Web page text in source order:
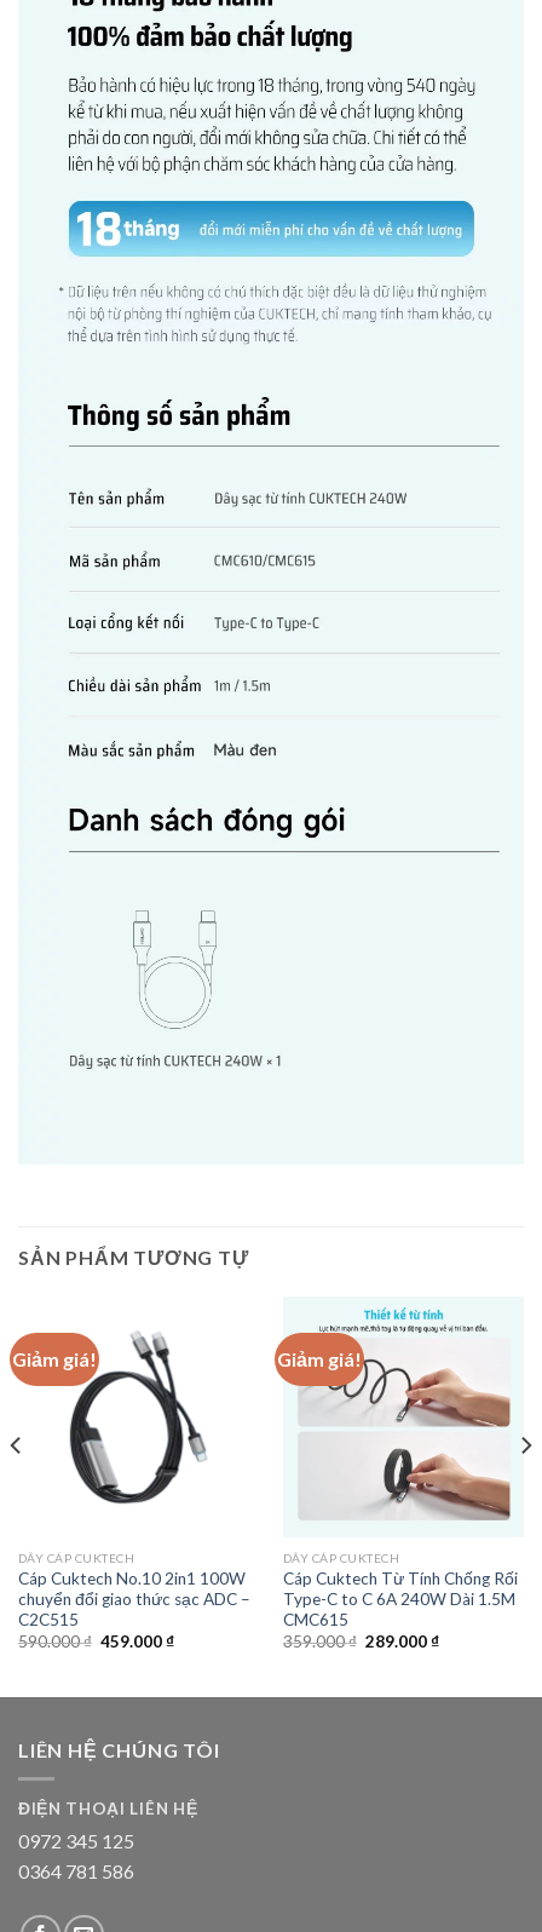
SẢN PHẨM TƯƠNG TỰ
Giảm giá!
DÂY CÁP CUKTECH
Cáp Cuktech No.10 2in1 100W
chuyển đổi giao thức sạc ADC –
C2C515
590.000₫ Giá
459.000₫Giá
459.000 ₫.
Giảm giá!
DÂY CÁP CUKTECH
Cáp Cuktech Từ Tính Chống Rối
Type-C to C 6A 240W Dài 1.5M
CMC615
359.000₫ Giá
289.000₫Giá
289.000 ₫.
LIÊN HỆ CHÚNG TÔI
ĐIỆN THOẠI LIÊN HỆ
0972 345 125
0364 781 586